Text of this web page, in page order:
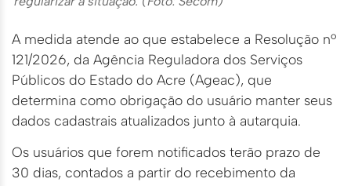
A medida atende ao que estabelece a Resolução nº
121/2026, da Agência Reguladora dos Serviços
Públicos do Estado do Acre (Ageac), que
determina como obrigação do usuário manter seus
dados cadastrais atualizados junto à autarquia.
Os usuários que forem notificados terão prazo de
30 dias, contados a partir do recebimento da